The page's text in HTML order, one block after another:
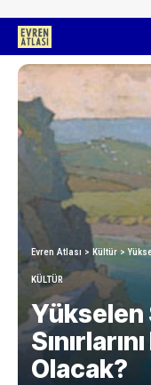
Evren Atlası > Kültür>
KÜLTÜR
Yükselen
Olacak?